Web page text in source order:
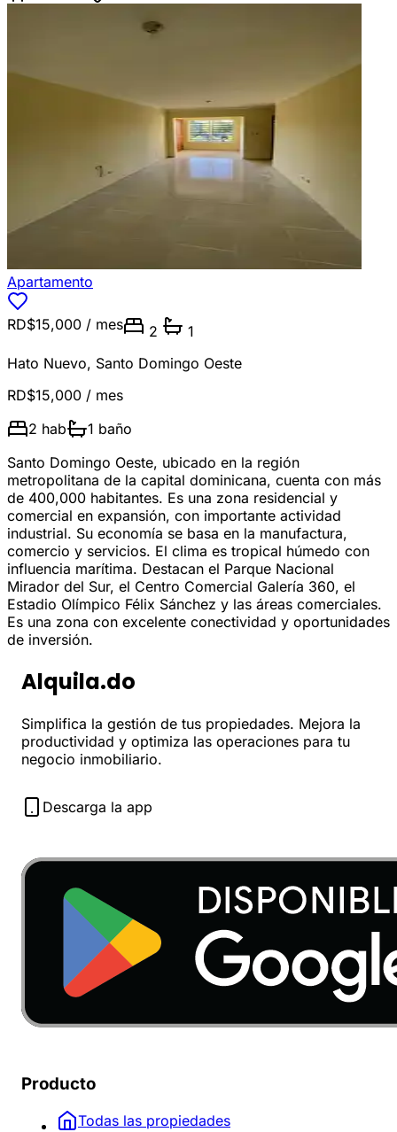
Apartamento
RD$15,000 / mes 2
1
Hato Nuevo, Santo Domingo Oeste
RD$15,000 / mes
2 hab 1 baño
Santo Domingo Oeste, ubicado en la región
metropolitana de la capital dominicana, cuenta con más
de 400,000 habitantes. Es una zona residencial y
comercial en expansión, con importante actividad
industrial. Su economía se basa en la manufactura,
comercio y servicios. El clima es tropical húmedo con
influencia marítima. Destacan el Parque Nacional
Mirador del Sur, el Centro Comercial Galería 360, el
Estadio Olímpico Félix Sánchez y las áreas comerciales.
Es una zona con excelente conectividad y oportunidades
de inversión.
Alquila.do
Simplifica la gestión de tus propiedades. Mejora la
productividad y optimiza las operaciones para tu
negocio inmobiliario.
Descarga la app
Producto
Todas las propiedades